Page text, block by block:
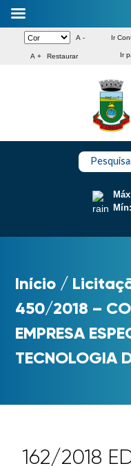
A -
A + Restaurar
Ir
Ir
Mín:
Início /
450/2018 –
EMPRESA
TECNOLOGIA
162/2018